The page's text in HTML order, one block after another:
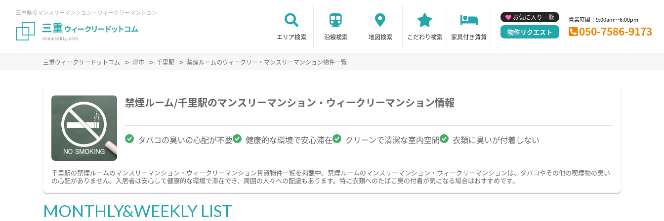
三重県のマンスリーマンション・ウィークリーマンション
エリア検索 沿線検索 地図検索 こだわり検索 家具付き賃貸
お気に入り一覧
物件リクエスト
営業時間：9:00am～6:00pm
050-7586-9173
三重ウィークリードットコム 津市 千里駅 禁煙ルームのウィークリー・マンスリーマンション物件一覧
禁煙ルーム/千里駅のマンスリーマンション・ウィークリーマンション情報
タバコの臭いの心配が不要 健康的な環境で安心滞在 クリーンで清潔な室内空間 衣類に臭いが付着しない
千里駅の禁煙ルームのマンスリーマンション・ウィークリーマンション賃貸物件一覧を掲載中。禁煙ルームのマンスリーマンション・ウィークリーマンションは、タバコやその他の喫煙物の臭い
の心配がありません。入居者は安心して健康的な環境で滞在でき、周囲の人々への配慮もあります。特に衣類へのたばこ臭の付着が気になる場合はおすすめです。
MONTHLY&WEEKLY LIST